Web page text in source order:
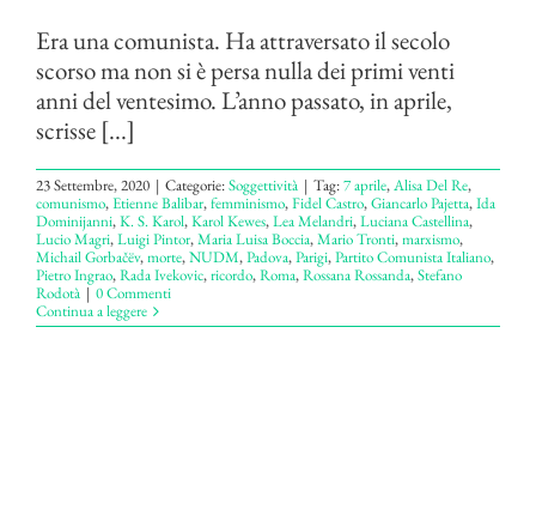
Era una comunista. Ha attraversato il secolo
scorso ma non si è persa nulla dei primi venti
anni del ventesimo. L’anno passato, in aprile,
scrisse [...]
23 Settembre, 2020 | Categorie:Soggettività | Tag:7 aprile,Alisa Del Re,
comunismo,Etienne Balibar,femminismo,Fidel Castro,Giancarlo Pajetta,Ida
Dominijanni,K. S. Karol,Karol Kewes,Lea Melandri,Luciana Castellina,
Lucio Magri,Luigi Pintor,Maria Luisa Boccia,Mario Tronti,marxismo,
Michail Gorbačëv,morte,NUDM,Padova,Parigi,Partito Comunista Italiano,
Pietro Ingrao,Rada Ivekovic,ricordo,Roma,Rossana Rossanda,Stefano
Rodotà | 0 Commenti
Continua a leggere